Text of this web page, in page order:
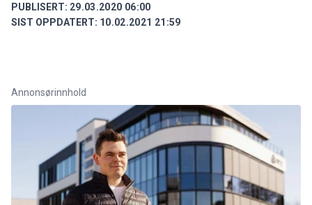
PUBLISERT: 29.03.2020 06:00
SIST OPPDATERT: 10.02.2021 21:59
Annonsørinnhold